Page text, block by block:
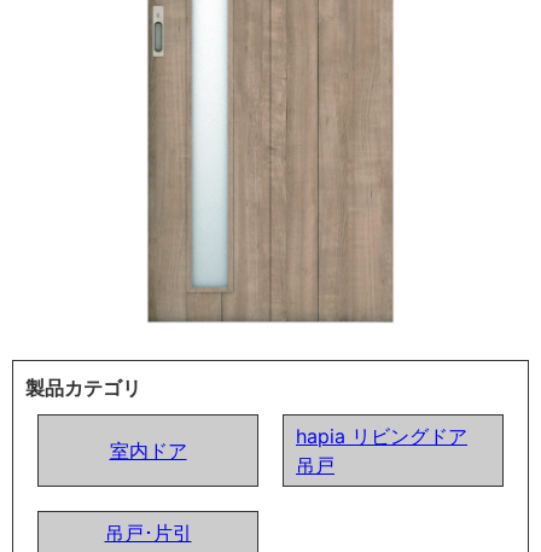
製品カテゴリ
室内ドア
hapia リビングドア
吊戸
吊戸･片引